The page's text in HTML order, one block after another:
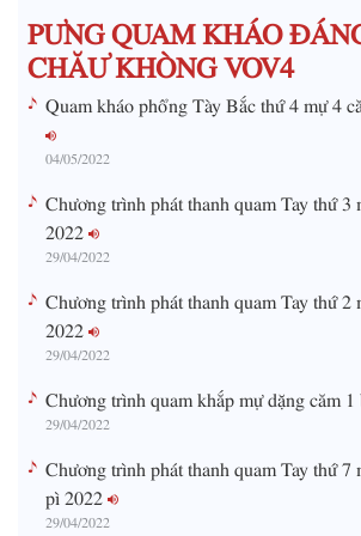
e
PƯNG QUAM KHÁO
CHĂƯ KHÒNG VOV4
Quam kháo phổng Tày Bắc thứ 4 mự 4
04/05/2022
Chương trình phát thanh quam Tay thứ 3
2022
29/04/2022
Chương trình phát thanh quam Tay thứ 2
2022
29/04/2022
Chương trình quam khắp mự dặng căm
29/04/2022
Chương trình phát thanh quam Tay thứ 7
pì 2022
29/04/2022